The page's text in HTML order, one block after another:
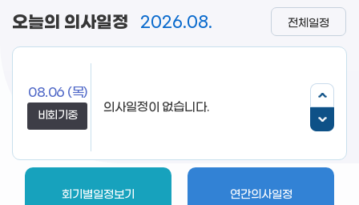
오늘의 의사일정 2026.08.
08.06 (목)
비회기중
회기별일정보기 연간의사일정
전체일정